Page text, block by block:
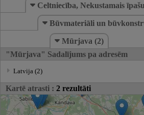
Celtniecība, Nekustamais
Būvmateriāli un
Mūrjava (2)
"Mūrjava" Sadalījums pa adresēm
Latvija (2)
Kartē atrasti : 2 rezultāti